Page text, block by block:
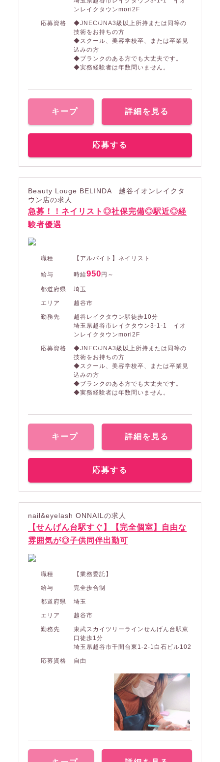
ンレイクタウンmori2F
応募資格
◆JNEC/JNA3級以上所持または同等の
技術をお持ちの方
◆スクール、美容学校卒、または卒業見
込みの方
◆ブランクのある方でも大丈夫です。
◆実務経験者は年数問いません。
キープ 詳細を見る
応募する
Beauty Louge BELINDA 越谷イオンレイクタ
ウン店の求人
急募！！ネイリスト◎社保完備◎駅近◎経
験者優遇
職種 【アルバイト】ネイリスト
給与 時給950円～
都道府県
埼玉
エリア
越谷市
勤務先
越谷レイクタウン駅徒歩10分
埼玉県越谷市レイクタウン3-1-1 イオ
ンレイクタウンmori2F
応募資格
◆JNEC/JNA3級以上所持または同等の
技術をお持ちの方
◆スクール、美容学校卒、または卒業見
込みの方
◆ブランクのある方でも大丈夫です。
◆実務経験者は年数問いません。
キープ 詳細を見る
応募する
nail&eyelash ONNAILの求人
【せんげん台駅すぐ】【完全個室】自由な
雰囲気が◎子供同伴出勤可
職種
【業務委託】
給与
完全歩合制
都道府県
埼玉
エリア
越谷市
勤務先
東武スカイツリーラインせんげん台駅東
口徒歩1分
埼玉県越谷市千間台東1-2-1白石ビル102
応募資格
自由